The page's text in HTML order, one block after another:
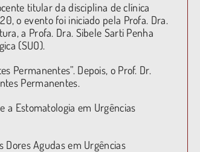
titular da disciplina de clínica
o evento foi iniciado pela Profa. Dra.
a Profa. Dra. Sibele Sarti Penha
(SUO).
Permanentes”. Depois, o Prof. Dr.
Permanentes.
a Estomatologia em Urgências
Agudas em Urgências